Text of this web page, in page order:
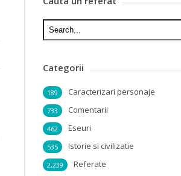
Categorii
Caracterizari personaje
189
Comentarii
733
Eseuri
462
Istorie si civilizatie
535
Referate
2,239